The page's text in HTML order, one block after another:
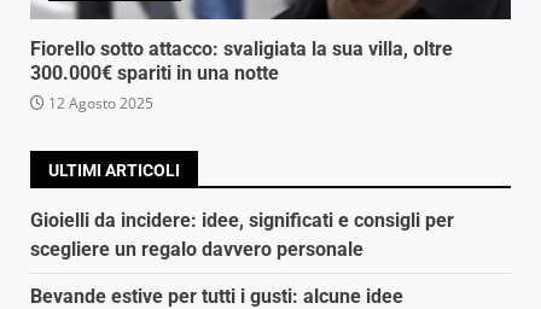
Fiorello sotto attacco: svaligiata la sua villa, oltre
300.000€ spariti in una notte
12 Agosto 2025
ULTIMI ARTICOLI
Gioielli da incidere: idee, significati e consigli per
scegliere un regalo davvero personale
Bevande estive per tutti i gusti: alcune idee